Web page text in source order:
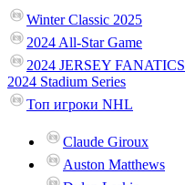
Winter Classic 2025
2024 All-Star Game
2024 JERSEY FANATICS
2024 Stadium Series
Топ игроки NHL
Claude Giroux
Auston Matthews